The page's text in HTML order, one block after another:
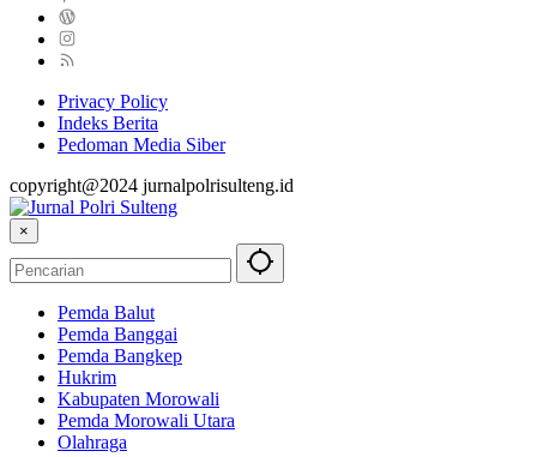
Privacy Policy
Indeks Berita
Pedoman Media Siber
copyright@2024 jurnalpolrisulteng.id
×
Pemda Balut
Pemda Banggai
Pemda Bangkep
Hukrim
Kabupaten Morowali
Pemda Morowali Utara
Olahraga